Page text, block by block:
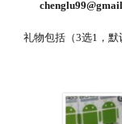
礼物包括（3选1，默